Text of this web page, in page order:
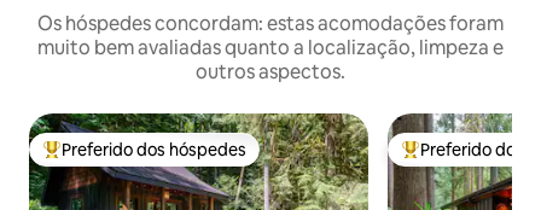
Os hóspedes concordam: estas acomodações foram
muito bem avaliadas quanto a localização, limpeza e
outros aspectos.
Entre os melhores preferidos dos hóspedes
Preferido dos hóspedes Entre os
Preferido dos